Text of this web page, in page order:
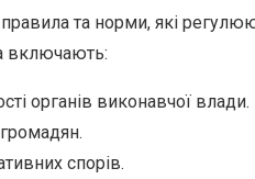
та норми, які
включають:
органів виконавчої влади.
спорів.